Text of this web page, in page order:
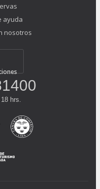
ayuda
nosotros
hrs.